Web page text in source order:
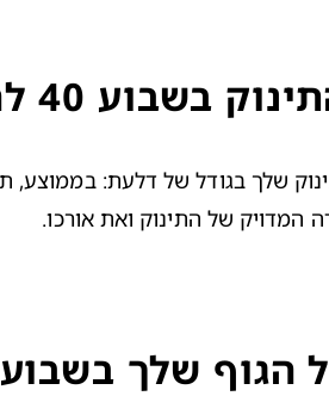
בשבוע 40 להריון?
של התינוק ואת אורכו.
שלך בשבוע 40 להריון?